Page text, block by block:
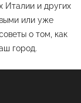
Италии и других
или уже
о том, как
город.